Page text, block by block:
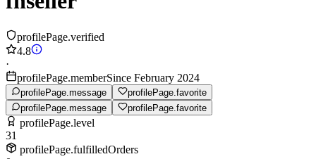
profilePage.verified
4.8
·
profilePage.memberSince February 2024
profilePage.message
profilePage.favorite
profilePage.message
profilePage.favorite
profilePage.level
31
profilePage.fulfilledOrders